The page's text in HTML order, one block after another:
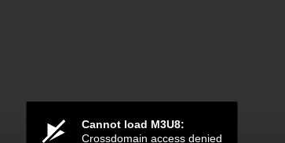
Cannot load M3U8:
Crossdomain access denied